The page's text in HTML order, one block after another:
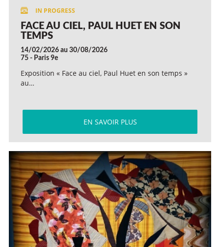
FACE AU CIEL, PAUL HUET EN SON
TEMPS
14/02/2026 au 30/08/2026
75 - Paris 9e
Exposition « Face au ciel, Paul Huet en son temps »
au…
EN SAVOIR PLUS